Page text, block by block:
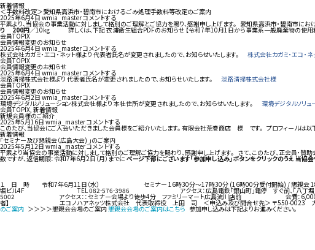
新着情報
＜手数料改定＞愛知県高浜市・碧南市における ごみ処理手数料等改定のご案内
2025年6月4日 wmia_masterコメントする
平素より、当協会の事業活動に対しまして格別のご理解とご協力を賜り、感謝申し上げます。 愛知県高浜市
り 200円／10kg 詳しくは、下記 衣浦衛生組合PDFのお知らせ 【令和7年10月1日から事業系一般廃棄物の使
会員TOPIX
会員情報変更のお知らせ
2025年6月4日wmia_masterコメントする
株式会社カガミ・エコ・ネット様より 代表者氏名が変更されましたので、お知らせいたします。 株式会社カガミ・エコ・ネ
会員TOPIX
会員情報変更のお知らせ
2025年6月4日wmia_masterコメントする
淡路清掃株式会社様より 代表者氏名が変更されましたので、お知らせいたします。 淡路清掃株式会社様
会員TOPIX
会員情報変更のお知らせ
2025年6月2日wmia_masterコメントする
環境デジタルソリューション株式会社様より 本社住所が変更されましたので、お知らせいたします。 環境デジタルソリ
会員TOPIX, 新着情報
新規会員様のご紹介
2025年5月16日wmia_masterコメントする
このたび、当協会にご入会いただきました会員様をご紹介いたします。 有限会社荒巻商店 様 です。 プロフィールは以
新着情報
「セミナー及び懇親会（広島大会) 」のご案内
2025年5月12日 wmia_masterコメントする
平素より当協会の事業活動に対しまして格別のご理解ご協力を賜わり、感謝申し上げます。 さて、このたび、正会員・
数ですが、返信期限：令和7年6月2日（月）までに ページ下部にございます「参加申し込み」ボタンをクリックのうえ 当協
１ 日 時 令和7年6月11日（水） セミナー 16時30分～17時30分 (16時00分受付開始) / 懇
堀ビル4F TEL 082-576-3986 アクセス：広島電鉄「銀山町」電停 すぐ前、「八丁
5002 アクセス：：セミナー会場より徒歩4分 ファミリーマート広島流川店前 会費：6,000
者】 エコノハアネッツ株式会社 代表取締役 上田 司 ＜申込み及び問合せ先＞ 〒550-0023 大阪府大
のご案内 ＞＞＞＞懇親会会場のご案内懇親会会場のご案内はこちら 参加申し込みは下記よりお進みください。